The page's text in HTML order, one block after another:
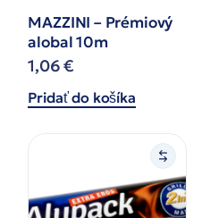
MAZZINI – Prémiový
alobal 10m
1,06€
Pridať do košíka